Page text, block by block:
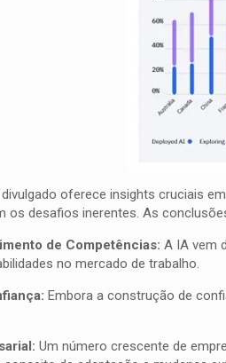
oferece insights cruciais
os desafios inerentes. As
de Competências: A IA vem
no mercado de trabalho.
Embora a construção de
Um número crescente de